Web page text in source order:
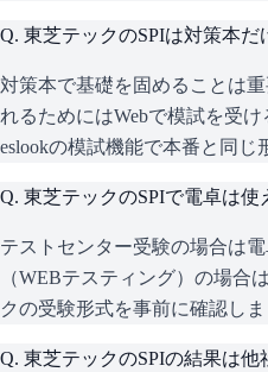
Q. 東芝テックのSPIは対策本だ
対策本で基礎を固めることは
れるためにはWebで模試を受け
eslookの模試機能で本番と同じ
Q. 東芝テックのSPIで電卓は使
テストセンター受験の場合は
（WEBテスティング）の場合
クの受験形式を事前に確認しま
Q. 東芝テックのSPIの結果は他